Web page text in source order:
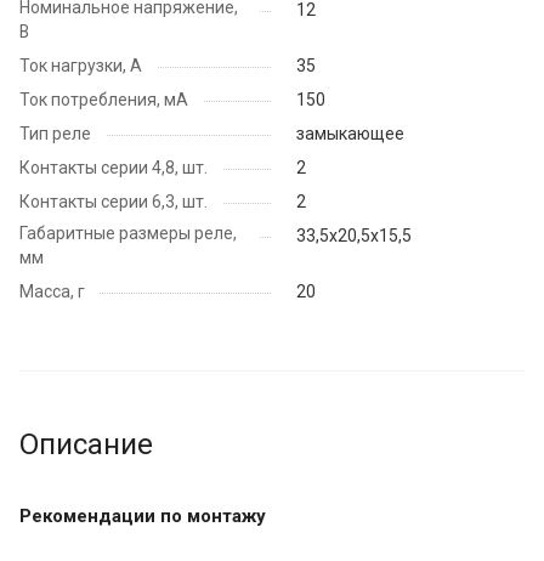
Номинальное напряжение,
В
12
Ток нагрузки, А
35
Ток потребления, мА
150
Тип реле
замыкающее
Контакты серии 4,8, шт.
2
Контакты серии 6,3, шт.
2
Габаритные размеры реле,
мм
33,5х20,5х15,5
Масса, г 20
Описание
Рекомендации по монтажу